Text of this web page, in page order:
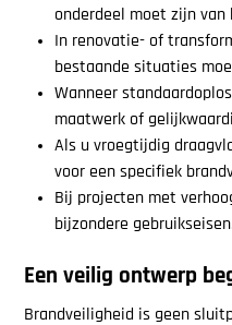
onderdeel moet zijn van
In renovatie- of
bestaande situaties
Wanneer
maatwerk of
Als u vroegtijdig
voor een specifiek
Bij projecten met
bijzondere
Een veilig ontwerp
Brandveiligheid is geen